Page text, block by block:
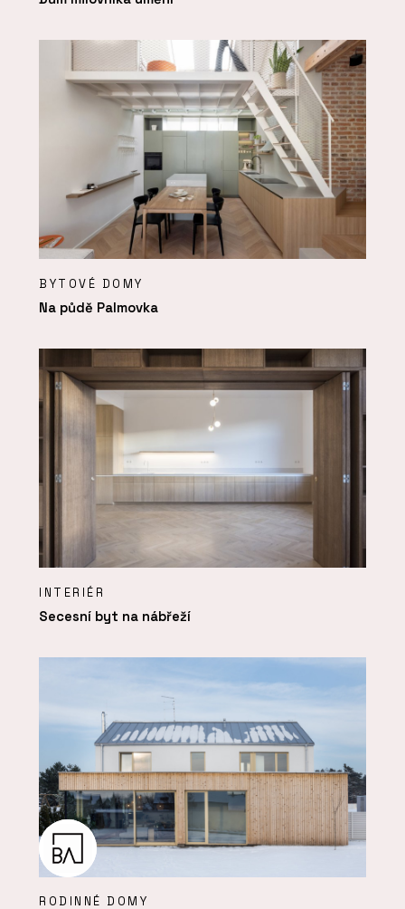
BYTOVÉ DOMY
Na půdě Palmovka
INTERIÉR
Secesní byt na nábřeží
RODINNÉ DOMY